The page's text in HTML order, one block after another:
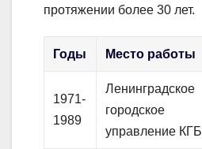
протяжении более 30 лет.
Годы Место работы
1971-
1989
Ленинградское
городское
управление КГБ